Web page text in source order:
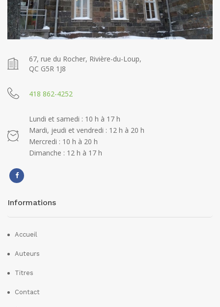
67, rue du Rocher, Rivière-du-Loup,
QC G5R 1J8
418 862-4252
Lundi et samedi : 10 h à 17 h
Mardi, jeudi et vendredi : 12 h à 20 h
Mercredi : 10 h à 20 h
Dimanche : 12 h à 17 h
Informations
Accueil
Auteurs
Titres
Contact